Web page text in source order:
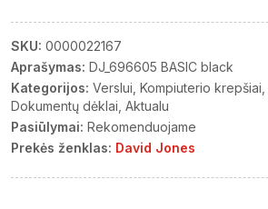
SKU: 0000022167
Aprašymas: DJ_696605 BASIC black
Kategorijos: Verslui Kompiuterio krepšiai
Dokumentų dėklai Aktualu
Pasiūlymai: Rekomenduojame
Prekės ženklas: David Jones